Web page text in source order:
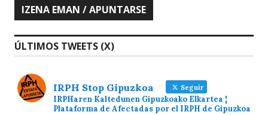
ÚLTIMOS TWEETS (X)
IRPH Stop Gipuzkoa Seguir
IRPHaren Kaltedunen Gipuzkoako Elkartea ¦
Plataforma de Afectadas por el IRPH de Gipuzkoa